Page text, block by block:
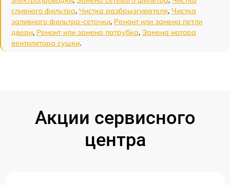
сливного фильтра, Чистка разбрызгивателя, Чистка
заливного фильтра-сеточки, Ремонт или замена петли
двери, Ремонт или замена патрубка, Замена мотора
вентилятора сушки.
Акции сервисного
центра